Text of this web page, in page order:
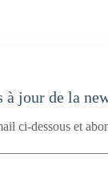
à jour de la
ci-dessous et